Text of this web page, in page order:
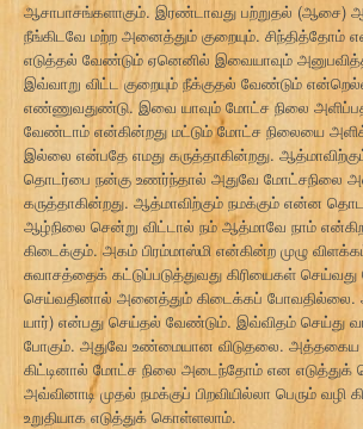
ஆசாபாசங்களாகும். இரண்டாவது பற்றுதல் (ஆசை)
நீங்கிடவே மற்ற அனைத்தும் குறையும். சிந்தித்தோம்
எடுத்தல் வேண்டும் ஏனெனில் இவையாவும்
இவ்வாறு விட்ட குறையும் நீக்குதல் வேண்டும்
எண்ணுவதுண்டு. இவை யாவும் மோட்ச நிலை
வேண்டாம் என்கின்றது மட்டும் மோட்ச நிலையை
இல்லை என்பதே எமது கருத்தாகின்றது.
தொடர்பை நன்கு உணர்ந்தால் அதுவே மோட்சநிலை
கருத்தாகின்றது. ஆத்மாவிற்கும் நமக்கும் என்ன
ஆழ்நிலை சென்று விட்டால் நம் ஆத்மாவே நாம்
கிடைக்கும். அகம் பிரம்மாஸ்மி என்கின்ற முழு
சுவாசத்தைக் கட்டுப்படுத்துவது கிரியைகள்
செய்வதினால் அனைத்தும் கிடைக்கப் போவதில்லை.
யார்) என்பது செய்தல் வேண்டும். இவ்விதம் செய்து
போகும். அதுவே உண்மையான விடுதலை. அத்தகைய
கிட்டினால் மோட்ச நிலை அடைந்தோம் என
அவ்வினாடி முதல் நமக்குப் பிறவியில்லா பெரும் வழி
உறுதியாக எடுத்துக் கொள்ளலாம்.